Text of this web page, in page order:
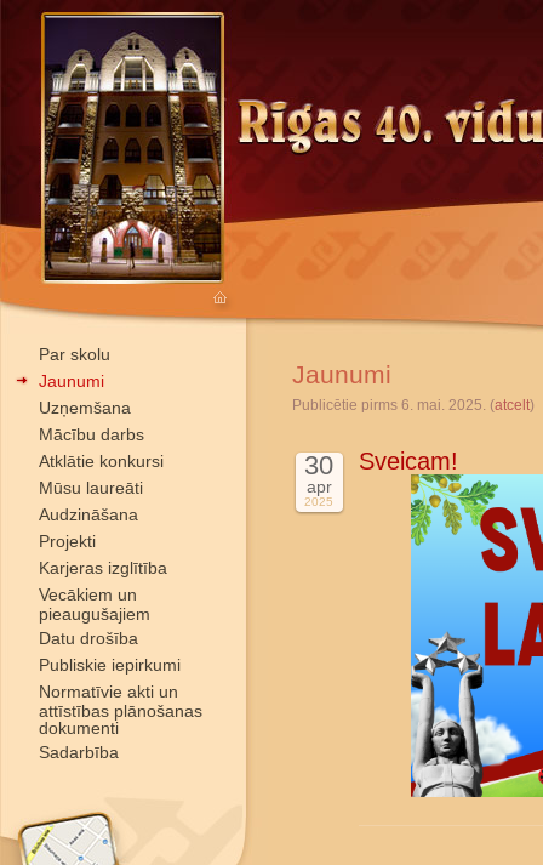
Par skolu
Jaunumi
Uzņemšana
Mācību darbs
Atklātie konkursi
Mūsu laureāti
Audzināšana
Projekti
Karjeras izglītība
Vecākiem un
pieaugušajiem
Datu drošība
Publiskie iepirkumi
Normatīvie akti un
attīstības plānošanas
dokumenti
Sadarbība
Jaunumi
Publicētie pirms 6. mai. 2025. (atcelt)
30
apr
2025
Sveicam!